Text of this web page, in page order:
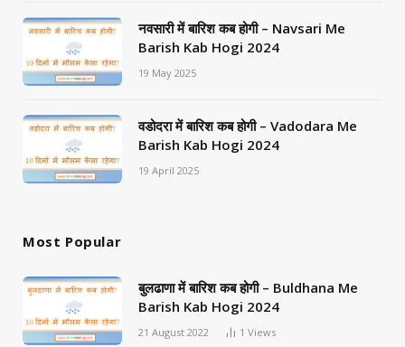
नवसारी में बारिश कब होगी – Navsari Me
Barish Kab Hogi 2024
19 May 2025
वडोदरा में बारिश कब होगी – Vadodara Me
Barish Kab Hogi 2024
19 April 2025
Most Popular
बुलढाणा में बारिश कब होगी – Buldhana Me
Barish Kab Hogi 2024
21 August 2022 1 Views